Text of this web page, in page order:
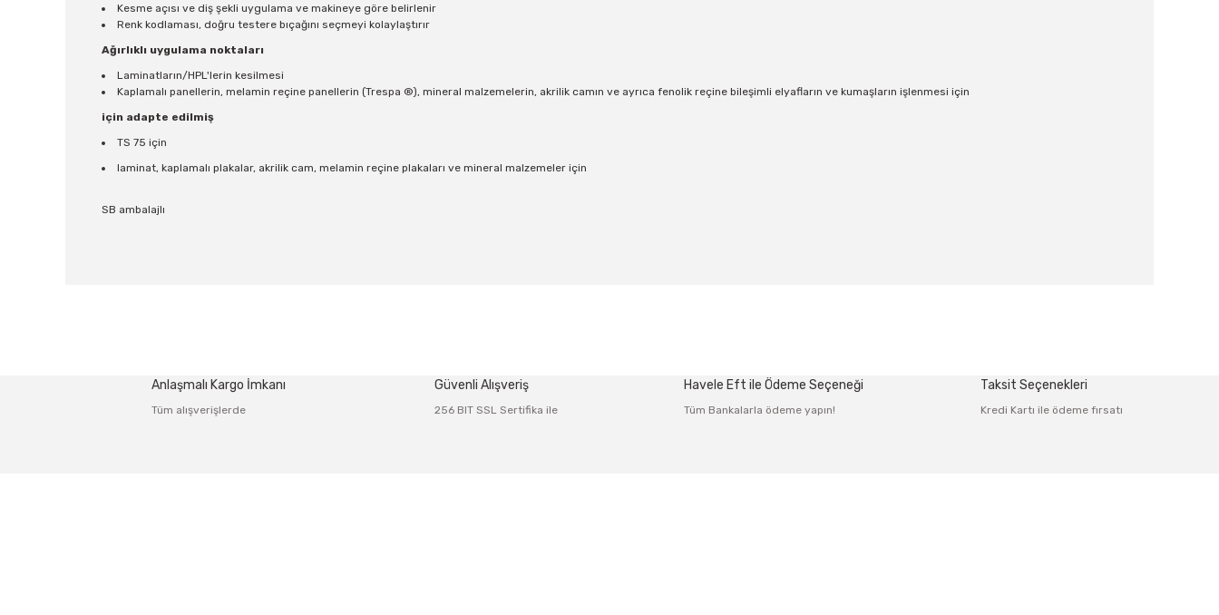
Kesme açısı ve diş şekli uygulama ve makineye göre belirlenir
Renk kodlaması, doğru testere bıçağını seçmeyi kolaylaştırır
Ağırlıklı uygulama noktaları
Laminatların/HPL'lerin kesilmesi
Kaplamalı panellerin, melamin reçine panellerin (Trespa ®), mineral malzemelerin, akrilik camın ve ayrıca fenolik reçine bileşimli elyafların ve kumaşların işlenmesi için
için adapte edilmiş
TS 75 için
laminat, kaplamalı plakalar, akrilik cam, melamin reçine plakaları ve mineral malzemeler için
SB ambalajlı
Anlaşmalı Kargo İmkanı
Tüm alışverişlerde
Güvenli Alışveriş
256 BIT SSL Sertifika ile
Havele Eft ile Ödeme Seçeneği
Tüm Bankalarla ödeme yapın!
Taksit Seçenekleri
Kredi Kartı ile ödeme fırsatı